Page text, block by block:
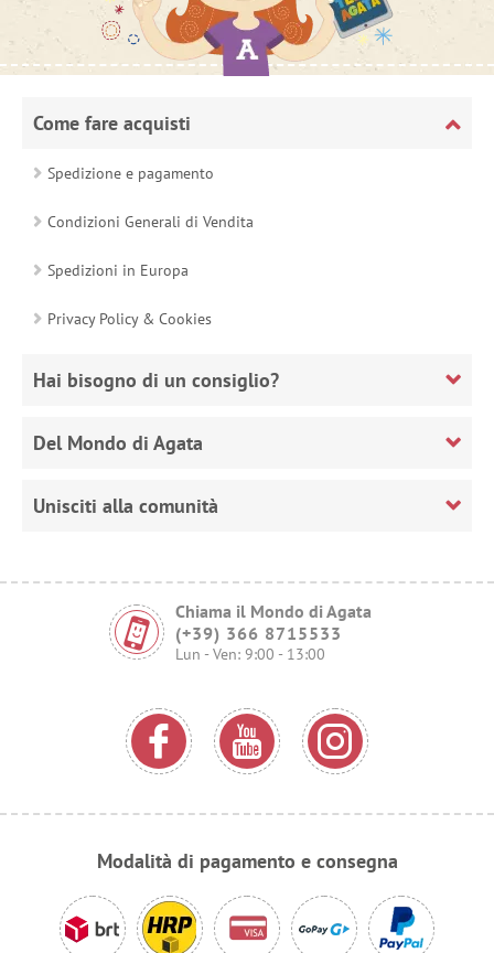
Come fare acquisti
Spedizione e pagamento
Condizioni Generali di Vendita
Spedizioni in Europa
Privacy Policy & Cookies
Hai bisogno di un consiglio?
Del Mondo di Agata
Unisciti alla comunità
Chiama il Mondo di Agata
(+39) 366 8715533
Lun - Ven: 9:00 - 13:00
Modalità di pagamento e consegna